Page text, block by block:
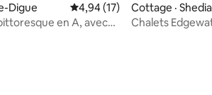
commentaires
Digue Note moyenne de 4,94 sur
4,94 (17)
en A, avec
Cottage ·
Chalets